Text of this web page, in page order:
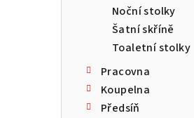
Noční stolky
Šatní skříně
Toaletní stolky
Pracovna
Koupelna
Předsíň